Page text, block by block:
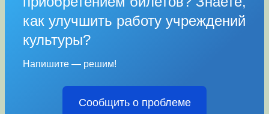
как улучшить работу учреждений
культуры?
Напишите — решим!
Сообщить о проблеме